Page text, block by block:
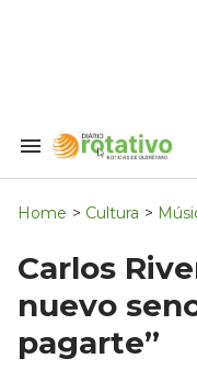
Search
Navigation
Home > Cultura >
Carlos
nuevo
pagarte”